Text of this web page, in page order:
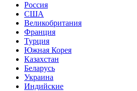
Россия
США
Великобритания
Франция
Турция
Южная Корея
Казахстан
Беларусь
Украина
Индийские